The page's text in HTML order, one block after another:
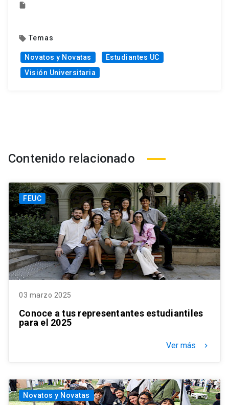
insert_drive_file
local_offer Temas
Novatos y Novatas
Estudiantes UC
Visión Universitaria
Contenido relacionado
FEUC
03 marzo 2025
Conoce a tus representantes estudiantiles
para el 2025
Ver más keyboard_arrow_right
Novatos y Novatas